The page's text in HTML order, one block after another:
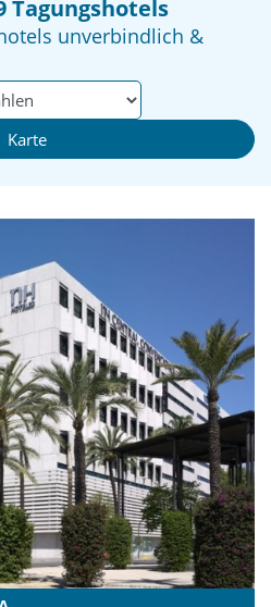
Tagungshotels
unverbindlich &
Karte